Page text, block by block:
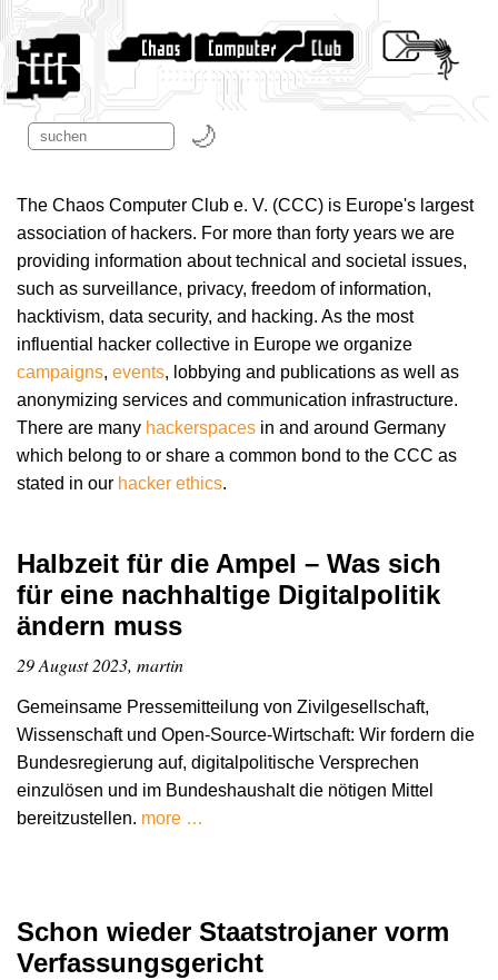
The Chaos Computer Club e. V. (CCC) is Europe's largest
association of hackers. For more than forty years we are
providing information about technical and societal issues,
such as surveillance, privacy, freedom of information,
hacktivism, data security, and hacking. As the most
influential hacker collective in Europe we organize
campaigns, events, lobbying and publications as well as
anonymizing services and communication infrastructure.
There are many hackerspaces in and around Germany
which belong to or share a common bond to the CCC as
stated in our hacker ethics.
Halbzeit für die Ampel – Was sich
für eine nachhaltige Digitalpolitik
ändern muss
29 August 2023, martin
Gemeinsame Pressemitteilung von Zivilgesellschaft,
Wissenschaft und Open-Source-Wirtschaft: Wir fordern die
Bundesregierung auf, digitalpolitische Versprechen
einzulösen und im Bundeshaushalt die nötigen Mittel
bereitzustellen. more …
Schon wieder Staatstrojaner vorm
Verfassungsgericht